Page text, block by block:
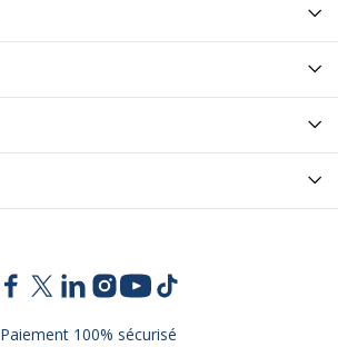
Paiement 100% sécurisé